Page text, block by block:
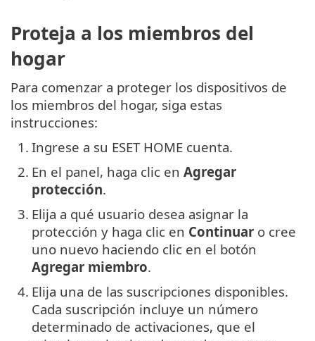
Proteja a los miembros del
hogar
Para comenzar a proteger los dispositivos de
los miembros del hogar, siga estas
instrucciones:
1. Ingrese a su ESET HOME cuenta.
2. En el panel, haga clic en Agregar
protección.
3. Elija a qué usuario desea asignar la
protección y haga clic en Continuar o cree
uno nuevo haciendo clic en el botón
Agregar miembro.
4. Elija una de las suscripciones disponibles.
Cada suscripción incluye un número
determinado de activaciones, que el